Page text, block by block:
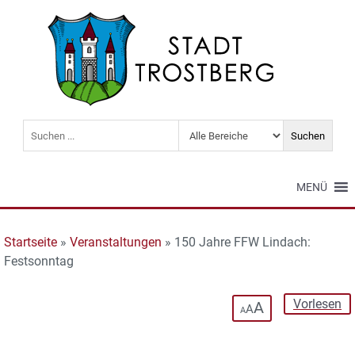
MENÜ
Startseite » Veranstaltungen » 150 Jahre FFW Lindach:
Festsonntag
Vorlesen
AAA